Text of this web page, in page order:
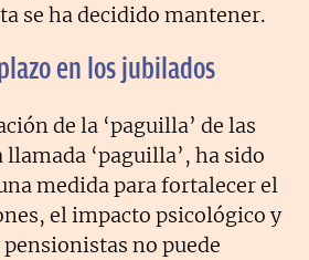
se ha decidido mantener.
en los jubilados
de la ‘paguilla’ de las
‘paguilla’, ha sido
medida para fortalecer el
el impacto psicológico y
no puede